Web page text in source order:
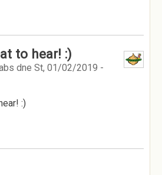
to hear! :)
dne St, 01/02/2019 -
:)